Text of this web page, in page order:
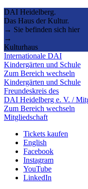
DAI Heidelberg.
Das Haus der Kultur.
→ Sie befinden sich hier
→
Kulturhaus
Internationale DAI
Kindergärten und Schule
Zum Bereich wechseln
Kindergärten und Schule
Freundeskreis des
DAI Heidelberg e. V. /
Zum Bereich wechseln
Mitgliedschaft
Tickets kaufen
English
Facebook
Instagram
YouTube
LinkedIn